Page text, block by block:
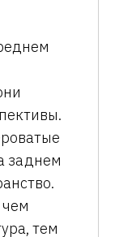
заднем
тем